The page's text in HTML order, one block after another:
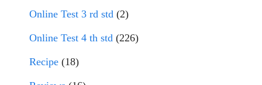
Online Test 3 rd std (2)
Online Test 4 th std (226)
Recipe (18)